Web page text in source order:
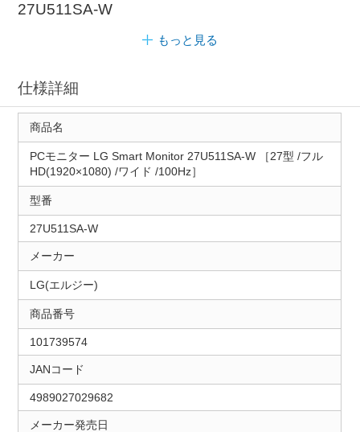
27U511SA-W
もっと見る
仕様詳細
商品名
PCモニター LG Smart Monitor 27U511SA-W ［27型 /フル
HD(1920×1080) /ワイド /100Hz］
型番
27U511SA-W
メーカー
LG(エルジー)
商品番号
101739574
JANコード
4989027029682
メーカー発売日